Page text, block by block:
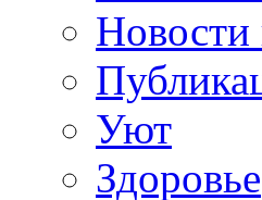
Уют
Здоровье